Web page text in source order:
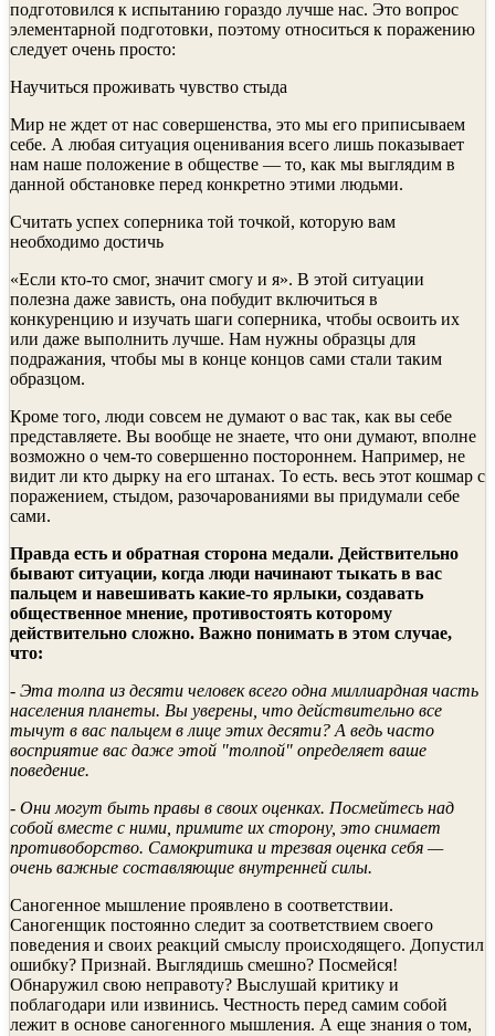
подготовился к испытанию гораздо лучше нас. Это вопрос
элементарной подготовки, поэтому относиться к поражению
следует очень просто:
Научиться проживать чувство стыда
Мир не ждет от нас совершенства, это мы его приписываем
себе. А любая ситуация оценивания всего лишь показывает
нам наше положение в обществе — то, как мы выглядим в
данной обстановке перед конкретно этими людьми.
Считать успех соперника той точкой, которую вам
необходимо достичь
«Если кто-то смог, значит смогу и я». В этой ситуации
полезна даже зависть, она побудит включиться в
конкуренцию и изучать шаги соперника, чтобы освоить их
или даже выполнить лучше. Нам нужны образцы для
подражания, чтобы мы в конце концов сами стали таким
образцом.
Кроме того, люди совсем не думают о вас так, как вы себе
представляете. Вы вообще не знаете, что они думают, вполне
возможно о чем-то совершенно постороннем. Например, не
видит ли кто дырку на его штанах. То есть. весь этот кошмар с
поражением, стыдом, разочарованиями вы придумали себе
сами.
Правда есть и обратная сторона медали. Действительно
бывают ситуации, когда люди начинают тыкать в вас
пальцем и навешивать какие-то ярлыки, создавать
общественное мнение, противостоять которому
действительно сложно. Важно понимать в этом случае,
что:
- Эта толпа из десяти человек всего одна миллиардная часть
населения планеты. Вы уверены, что действительно все
тычут в вас пальцем в лице этих десяти? А ведь часто
восприятие вас даже этой "толпой" определяет ваше
поведение.
- Они могут быть правы в своих оценках. Посмейтесь над
собой вместе с ними, примите их сторону, это снимает
противоборство. Самокритика и трезвая оценка себя —
очень важные составляющие внутренней силы.
Саногенное мышление проявлено в соответствии.
Саногенщик постоянно следит за соответствием своего
поведения и своих реакций смыслу происходящего. Допустил
ошибку? Признай. Выглядишь смешно? Посмейся!
Обнаружил свою неправоту? Выслушай критику и
поблагодари или извинись. Честность перед самим собой
лежит в основе саногенного мышления. А еще знания о том,